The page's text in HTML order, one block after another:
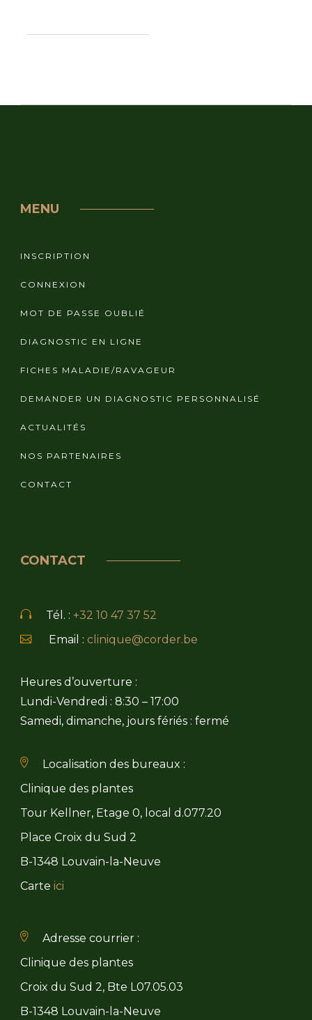
MENU
INSCRIPTION
CONNEXION
MOT DE PASSE OUBLIÉ
DIAGNOSTIC EN LIGNE
FICHES MALADIE/RAVAGEUR
DEMANDER UN DIAGNOSTIC PERSONNALISÉ
ACTUALITÉS
NOS PARTENAIRES
CONTACT
CONTACT
Tél. : +32 10 47 37 52
Email : clinique@corder.be
Heures d’ouverture :
Lundi-Vendredi : 8:30 – 17:00
Samedi, dimanche, jours fériés : fermé
Localisation des bureaux :
Clinique des plantes
Tour Kellner, Etage 0, local d.077.20
Place Croix du Sud 2
B-1348 Louvain-la-Neuve
Carte ici
Adresse courrier :
Clinique des plantes
Croix du Sud 2, Bte L07.05.03
B-1348 Louvain-la-Neuve